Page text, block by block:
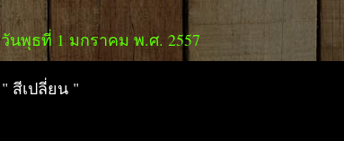
วันพุธที่ 1 มกราคม พ.ศ. 2557
" สีเปลี่ยน "